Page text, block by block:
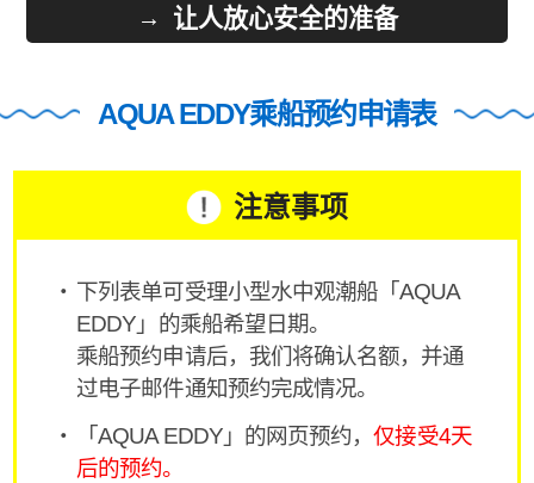
让人放心安全的准备
AQUA EDDY乘船预约申请表
注意事项
下列表单可受理小型水中观潮船「AQUA
EDDY」的乘船希望日期。
乘船预约申请后，我们将确认名额，并通
过电子邮件通知预约完成情况。
「AQUA EDDY」的网页预约，仅接受4天
后的预约。